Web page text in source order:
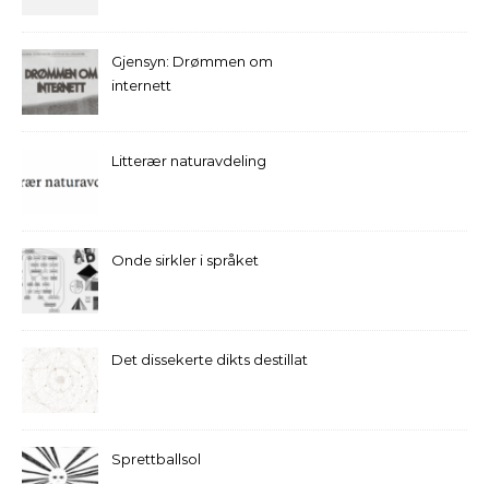
Gjensyn: Drømmen om
internett
Litterær naturavdeling
Onde sirkler i språket
Det dissekerte dikts destillat
Sprettballsol